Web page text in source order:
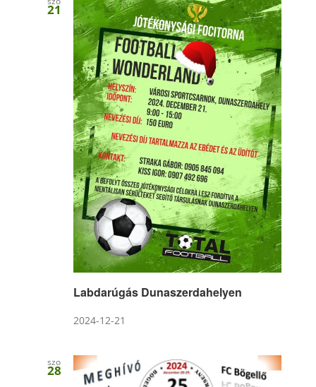
21
Labdarúgás Dunaszerdahelyen
2024-12-21
szo
28